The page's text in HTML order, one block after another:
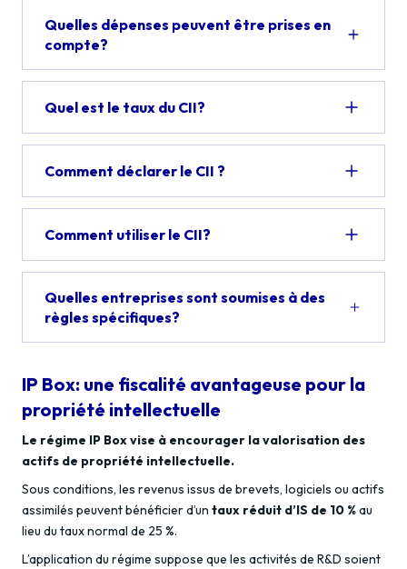
Quelles dépenses peuvent être prises en
compte?
Quel est le taux du CII?
Comment déclarer le CII ?
Comment utiliser le CII?
Quelles entreprises sont soumises à des
règles spécifiques?
IP Box: une fiscalité avantageuse pour la
propriété intellectuelle
Le régime IP Box vise à encourager la valorisation des
actifs de propriété intellectuelle.
Sous conditions, les revenus issus de brevets, logiciels ou actifs
assimilés peuvent bénéficier d’un taux réduit d’IS de 10 %au
lieu du taux normal de 25 %.
L’application du régime suppose que les activités de R&D soient